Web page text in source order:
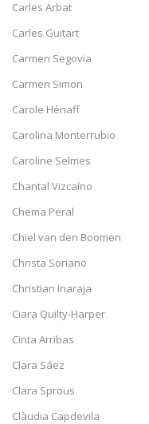
Carles Arbat
Carles Guitart
Carmen Segovia
Carmen Simon
Carole Hénaff
Carolina Monterrubio
Caroline Selmes
Chantal Vizcaíno
Chema Peral
Chiel van den Boomen
Christa Soriano
Christian Inaraja
Ciara Quilty-Harper
Cinta Arribas
Clara Sáez
Clara Sprous
Clàudia Capdevila